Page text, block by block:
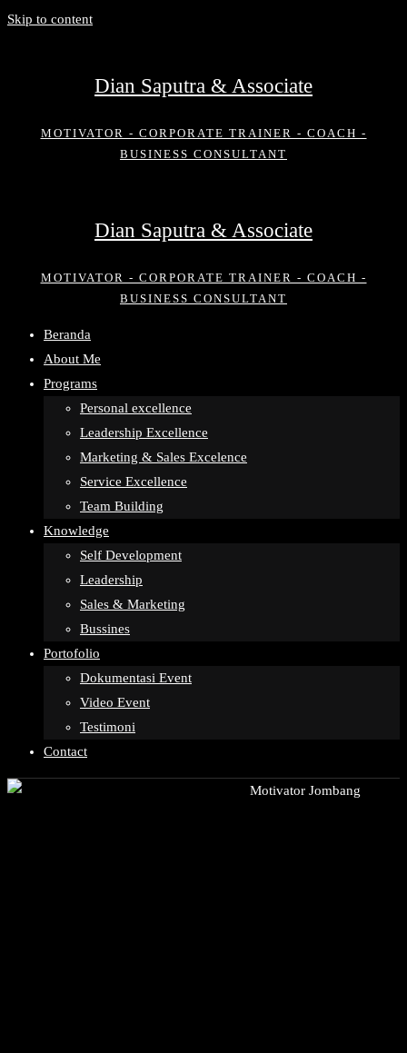
Skip to content
Dian Saputra & Associate
MOTIVATOR - CORPORATE TRAINER - COACH -
BUSINESS CONSULTANT
Dian Saputra & Associate
MOTIVATOR - CORPORATE TRAINER - COACH -
BUSINESS CONSULTANT
Beranda
About Me
Programs
Personal excellence
Leadership Excellence
Marketing & Sales Excelence
Service Excellence
Team Building
Knowledge
Self Development
Leadership
Sales & Marketing
Bussines
Portofolio
Dokumentasi Event
Video Event
Testimoni
Contact